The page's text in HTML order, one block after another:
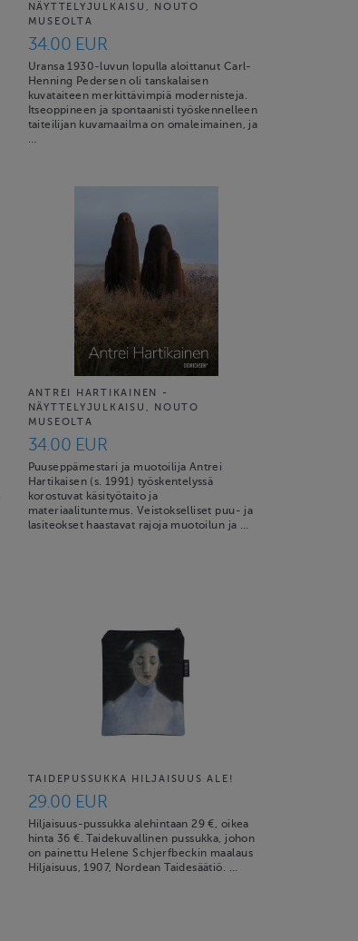
NÄYTTELYJULKAISU, NOUTO
MUSEOLTA
34.00 EUR
Uransa 1930-luvun lopulla aloittanut Carl-
Henning Pedersen oli tanskalaisen
kuvataiteen merkittävimpiä modernisteja.
Itseoppineen ja spontaanisti työskennelleen
taiteilijan kuvamaailma on omaleimainen, ja
…
ANTREI HARTIKAINEN -
NÄYTTELYJULKAISU, NOUTO
MUSEOLTA
34.00 EUR
Puuseppämestari ja muotoilija Antrei
Hartikaisen (s. 1991) työskentelyssä
korostuvat käsityötaito ja
materiaalituntemus. Veistokselliset puu- ja
lasiteokset haastavat rajoja muotoilun ja …
TAIDEPUSSUKKA HILJAISUUS ALE!
29.00 EUR
Hiljaisuus-pussukka alehintaan 29 €, oikea
hinta 36 €. Taidekuvallinen pussukka, johon
on painettu Helene Schjerfbeckin maalaus
Hiljaisuus, 1907, Nordean Taidesäätiö. …